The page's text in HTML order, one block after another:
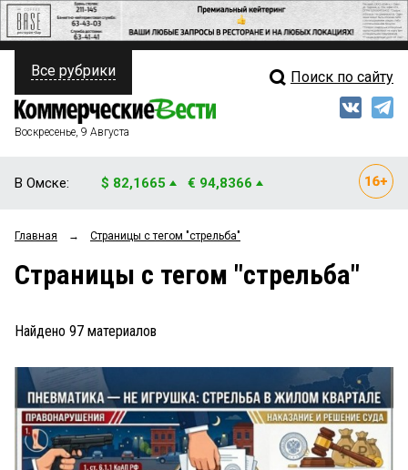
ПОЛИТИКА
ФИНАНСЫ
ОБЩЕСТВО
ЗАКОН
НОВОСТИ КОМПАНИЙ
ПРОИСШЕСТВИЯ
СТИЛЬ ЖИЗНИ
Свежий выпуск
Мнения
Рейтинги
Все рубрики Поиск по сайту
Воскресенье, 9 Августа
В Омске: $ 82,1665 € 94,8366
Главная → Страницы c тегом "стрельба"
Страницы c тегом "стрельба"
Найдено 97 материалов